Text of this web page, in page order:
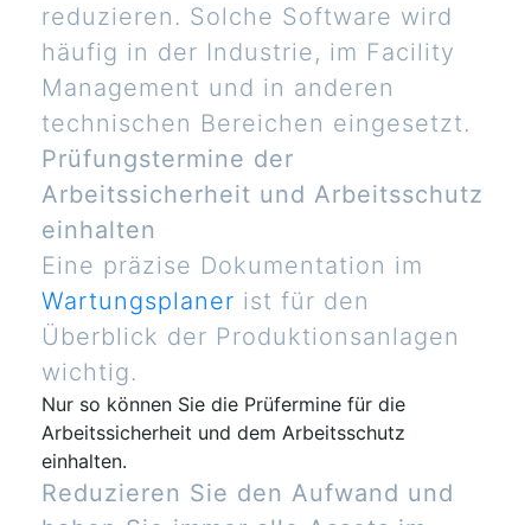
reduzieren. Solche Software wird
häufig in der Industrie, im Facility
Management und in anderen
technischen Bereichen eingesetzt.
Prüfungstermine der
Arbeitssicherheit und Arbeitsschutz
einhalten
Eine präzise Dokumentation im
Wartungsplaner ist für den
Überblick der Produktionsanlagen
wichtig.
Nur so können Sie die Prüfermine für die
Arbeitssicherheit und dem Arbeitsschutz
einhalten.
Reduzieren Sie den Aufwand und